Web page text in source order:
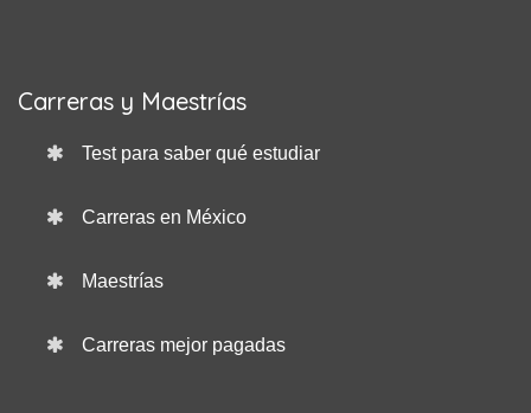
Carreras y Maestrías
Test para saber qué estudiar
Carreras en México
Maestrías
Carreras mejor pagadas